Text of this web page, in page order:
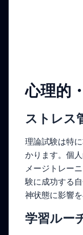
心理的
ストレス
理論試験は特
かります。個
メージトレー
験に成功する
神状態に影響
学習ルー